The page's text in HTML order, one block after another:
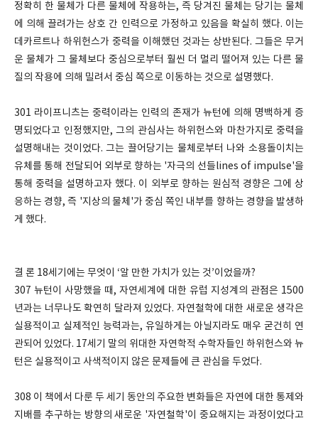
정확히 한 물체가 다른 물체에 작용하는, 즉 당겨진 물체는 당기는 물체
에 의해 끌려가는 상호 간 인력으로 가정하고 있음을 확실히 했다. 이는
데카르트나 하위헌스가 중력을 이해했던 것과는 상반된다. 그들은 무거
운 물체가 그 물체보다 중심으로부터 훨씬 더 멀리 떨어져 있는 다른 물
질의 작용에 의해 밀려서 중심 쪽으로 이동하는 것으로 설명했다.
301 라이프니츠는 중력이라는 인력의 존재가 뉴턴에 의해 명백하게 증
명되었다고 인정했지만, 그의 관심사는 하위헌스와 마찬가지로 중력을
설명해내는 것이었다. 그는 끌어당기는 물체로부터 나와 소용돌이치는
유체를 통해 전달되어 외부로 향하는 '자극의 선들lines of impulse'을
통해 중력을 설명하고자 했다. 이 외부로 향하는 원심적 경향은 그에 상
응하는 경향, 즉 '지상의 물체'가 중심 쪽인 내부를 향하는 경향을 발생하
게 했다.
결 론 18세기에는 무엇이 ‘알 만한 가치가 있는 것’이었을까?
307 뉴턴이 사망했을 때, 자연세계에 대한 유럽 지성계의 관점은 1500
년과는 너무나도 확연히 달라져 있었다. 자연철학에 대한 새로운 생각은
실용적이고 실제적인 능력과는, 유일하게는 아닐지라도 매우 굳건히 연
관되어 있었다. 17세기 말의 위대한 자연학적 수학자들인 하위헌스와 뉴
턴은 실용적이고 사색적이지 않은 문제들에 큰 관심을 두었다.
308 이 책에서 다룬 두 세기 동안의 주요한 변화들은 자연에 대한 통제와
지배를 추구하는 방향의 새로운 '자연철학'이 중요해지는 과정이었다고